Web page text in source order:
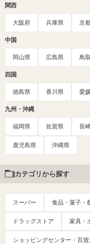
関西
大阪府 兵庫県 京
中国
岡山県 広島県 鳥
四国
徳島県 香川県 愛
九州・沖縄
福岡県 佐賀県 長
鹿児島県 沖縄県
カテゴリから探す
スーパー 食品・菓子・
ドラッグストア 家具・
ショッピングセンター・百